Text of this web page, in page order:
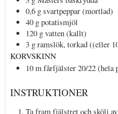
0,6 gsvartpeppar(mortlad)
40 gpotatismjöl
120 gvatten(kallt)
3 gramslök, torkad((eller
KORVSKINN
10mfårfjälster 20/22(hela
INSTRUKTIONER
Ta fram fjälstret och skölj